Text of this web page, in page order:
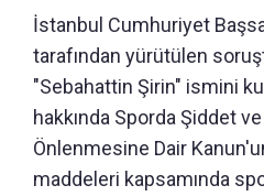
İstanbul Cumhuriyet
tarafından yürütülen
"Sebahattin Şirin" ismini
hakkında Sporda Şiddet
Önlenmesine Dair
maddeleri kapsamında